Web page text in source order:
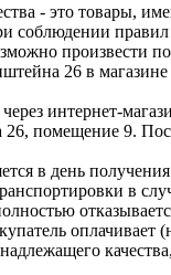
- это товары,
соблюдении
произвести по
26 в
интернет-
помещение 9.
в день
в
оплачивает